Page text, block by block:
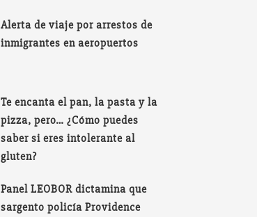
Alerta de viaje por arrestos de
inmigrantes en aeropuertos
Te encanta el pan, la pasta y la
pizza, pero… ¿Cómo puedes
saber si eres intolerante al
gluten?
Panel LEOBOR dictamina que
sargento policía Providence